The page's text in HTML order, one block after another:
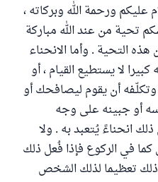
عليكم ورحمة الله وبركاته ،
تحية من عند الله مباركة
التحية . وأما الانحناء
لا يستطيع القيام ، أو
وتكلّـفه أن يقوم ليصافحك أو
أو جبينه على وجه
انحناءً يُتعبد به . ولا
كما في الركوع فإذا فُعل ذلك
تعظيما لذلك الشخص